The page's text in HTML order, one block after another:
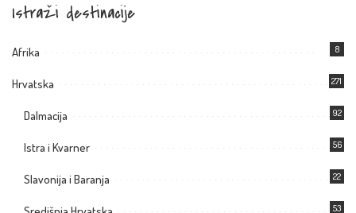
Istraži destinacije
Afrika 8
Hrvatska 271
Dalmacija 92
Istra i Kvarner 56
Slavonija i Baranja 22
53